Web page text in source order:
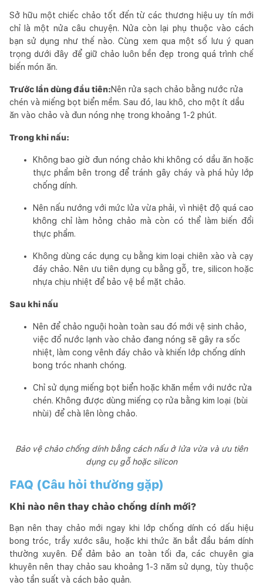
Sở hữu một chiếc chảo tốt đến từ các thương hiệu uy tín mới
chỉ là một nửa câu chuyện. Nửa còn lại phụ thuộc vào cách
bạn sử dụng như thế nào. Cùng xem qua một số lưu ý quan
trọng dưới đây để giữ chảo luôn bền đẹp trong quá trình chế
biến món ăn.
Trước lần dùng đầu tiên:Nên rửa sạch chảo bằng nước rửa
chén và miếng bọt biển mềm. Sau đó, lau khô, cho một ít dầu
ăn vào chảo và đun nóng nhẹ trong khoảng 1-2 phút.
Trong khi nấu:
Không bao giờ đun nóng chảo khi không có dầu ăn hoặc
thực phẩm bên trong để tránh gây cháy và phá hủy lớp
chống dính.
Nên nấu nướng với mức lửa vừa phải, vì nhiệt độ quá cao
không chỉ làm hỏng chảo mà còn có thể làm biến đổi
thực phẩm.
Không dùng các dụng cụ bằng kim loại chiên xào và cạy
đáy chảo. Nên ưu tiên dụng cụ bằng gỗ, tre, silicon hoặc
nhựa chịu nhiệt để bảo vệ bề mặt chảo.
Sau khi nấu
Nên để chảo nguội hoàn toàn sau đó mới vệ sinh chảo,
việc đổ nước lạnh vào chảo đang nóng sẽ gây ra sốc
nhiệt, làm cong vênh đáy chảo và khiến lớp chống dính
bong tróc nhanh chóng.
Chỉ sử dụng miếng bọt biển hoặc khăn mềm với nước rửa
chén. Không được dùng miếng cọ rửa bằng kim loại (bùi
nhùi) để chà lên lòng chảo.
Bảo vệ chảo chống dính bằng cách nấu ở lửa vừa và ưu tiên
dụng cụ gỗ hoặc silicon
FAQ (Câu hỏi thường gặp)
Khi nào nên thay chảo chống dính mới?
Bạn nên thay chảo mới ngay khi lớp chống dính có dấu hiệu
bong tróc, trầy xước sâu, hoặc khi thức ăn bắt đầu bám dính
thường xuyên. Để đảm bảo an toàn tối đa, các chuyên gia
khuyên nên thay chảo sau khoảng 1-3 năm sử dụng, tùy thuộc
vào tần suất và cách bảo quản.